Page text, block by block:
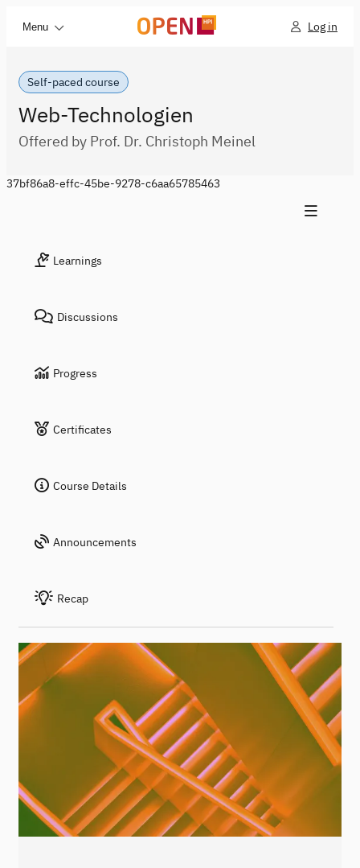
Menu Log in
Self-paced course
Web-Technologien
Offered by Prof. Dr. Christoph Meinel
37bf86a8-effc-45be-9278-c6aa65785463
Learnings
Discussions
Progress
Certificates
Course Details
Announcements
Recap